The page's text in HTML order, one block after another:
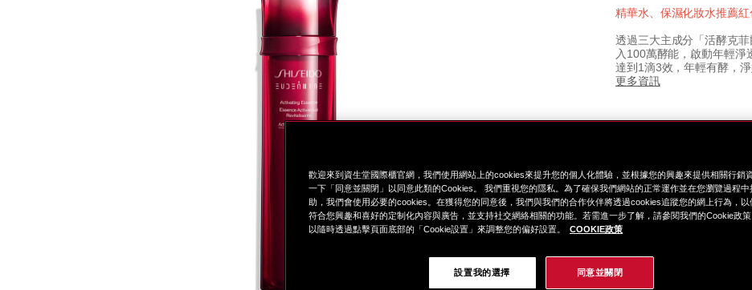
精華水、保濕化妝水推薦紅
透過三大主成分「活酵克
入100萬酵能，啟動年輕淨
達到1滴3效，年輕有酵，淨
更多資訊
節
shiseido.com.tw/
%2F-
1011964710.html
目
1011964710BASE
動
145ml
優
LINE導購享LINE POINTS
滿$9,000贈極上尊寵禮
歡迎來到資生堂國際櫃官網，我們使用網站上的cookies來提升您的個人化體驗，並根據您的興趣來提供相關行銷
一下「同意並關閉」以同意此類的Cookies。 我們重視您的隱私。為了確保我們網站的正常運作並在您瀏覽過程中
助，我們會使用必要的cookies。在獲得您的同意後，我們與我們的合作伙伴將透過cookies追蹤您的網上行為，以
符合您興趣和喜好的定制化內容與廣告，並支持社交網絡相關的功能。若需進一步了解，請參閱我們的Cookie政
以隨時透過點擊頁面底部的「Cookie設置」來調整您的偏好設置。
COOKIE政策
設置我的選擇 同意並關閉